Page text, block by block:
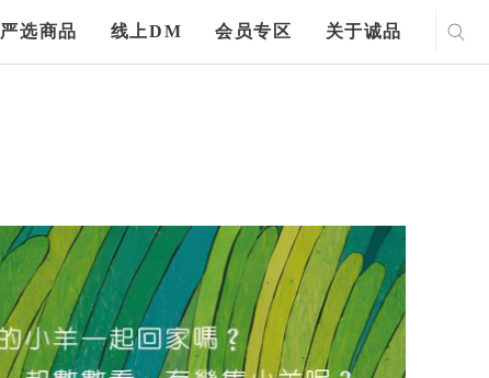
严选商品 线上DM 会员专区 关于诚品